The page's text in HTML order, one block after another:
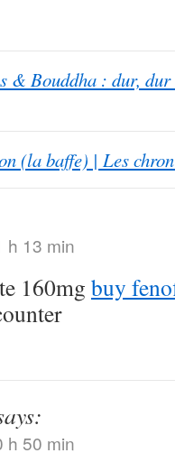
& Bouddha : dur,
(la baffe) | Les
h 13 min
160mg buy
h 50 min